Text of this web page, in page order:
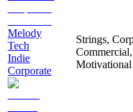
Melody
Tech
Indie
Corporate
Strings,
Motivational